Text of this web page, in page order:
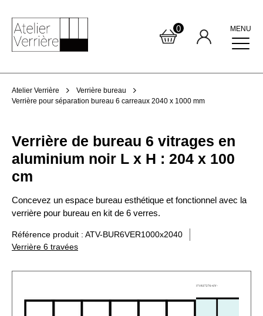
0 MENU
Atelier Verrière
Verrière bureau
Verrière pour séparation bureau 6 carreaux 2040 x 1000 mm
Verrière de bureau 6 vitrages en
aluminium noir L x H : 204 x 100
cm
Concevez un espace bureau esthétique et fonctionnel avec la
verrière pour bureau en kit de 6 verres.
Référence produit : ATV-BUR6VER1000x2040
Verrière 6 travées